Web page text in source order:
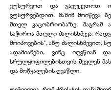
ვუსურვოთ და გავუკეთოთ
ვუსურვებდით. მაშინ მოიწევა
მთელ კაცობრიობაზე. მაგრამ
საჭიროა მთელი ძალისხმევა,
მოიპოვების", ანუ
ადამიანები, ვინც იღვწიან
სრულყოფილებისთვის შევლენ
და მოწყალების ღვაწლი.